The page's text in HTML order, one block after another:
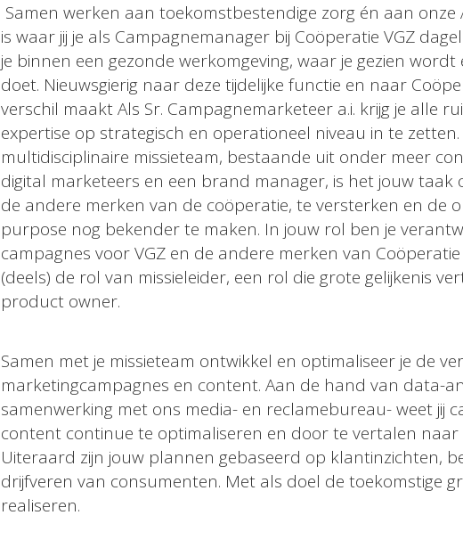
Samen werken aan toekomstbestendige zorg én aan onze
is waar jij je als Campagnemanager bij Coöperatie VGZ
je binnen een gezonde werkomgeving, waar je gezien
doet. Nieuwsgierig naar deze tijdelijke functie en naar
verschil maakt Als Sr. Campagnemarketeer a.i. krijg je alle
expertise op strategisch en operationeel niveau in te zetten.
multidisciplinaire missieteam, bestaande uit onder meer
digital marketeers en een brand manager, is het jouw taak
de andere merken van de coöperatie, te versterken en de
purpose nog bekender te maken. In jouw rol ben je
campagnes voor VGZ en de andere merken van Coöperatie
(deels) de rol van missieleider, een rol die grote gelijkenis
product owner.
Samen met je missieteam ontwikkel en optimaliseer je de
marketingcampagnes en content. Aan de hand van data-
samenwerking met ons media- en reclamebureau- weet jij
content continue te optimaliseren en door te vertalen naar
Uiteraard zijn jouw plannen gebaseerd op klantinzichten,
drijfveren van consumenten. Met als doel de toekomstige
realiseren.